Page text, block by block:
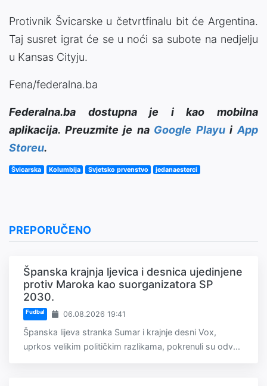
Protivnik Švicarske u četvrtfinalu bit će Argentina.
Taj susret igrat će se u noći sa subote na nedjelju
u Kansas Cityju.
Fena/federalna.ba
Federalna.ba dostupna je i kao mobilna
aplikacija. Preuzmite je na Google PlayuiApp
Storeu.
Švicarska Kolumbija Svjetsko prvenstvo jedanaesterci
PREPORUČENO
Španska krajnja ljevica i desnica ujedinjene
protiv Maroka kao suorganizatora SP
2030.
Fudbal 06.08.2026 19:41
Španska lijeva stranka Sumar i krajnje desni Vox,
uprkos velikim političkim razlikama, pokrenuli su odv...